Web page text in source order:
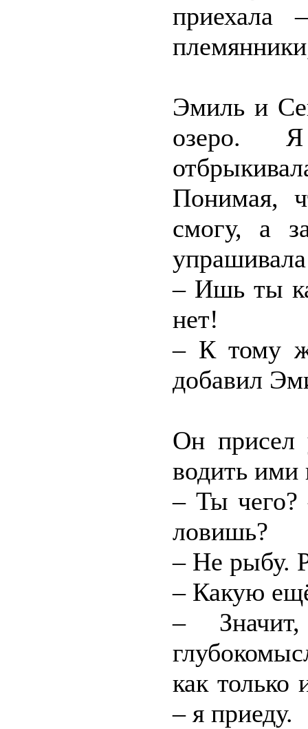
приехала
Эмиль и
озеро.
Понимая,
смогу, а
– Ишь ты
нет!
– К тому
добавил
Он присел
водить ими
– Ты чего?
ловишь?
– Не рыбу.
– Какую
–
как только
– я приеду.